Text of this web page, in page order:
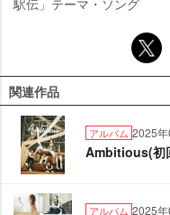
駅伝」テーマ・ソング
関連作品
アルバム 2025
Ambitious(初
アルバム 2025